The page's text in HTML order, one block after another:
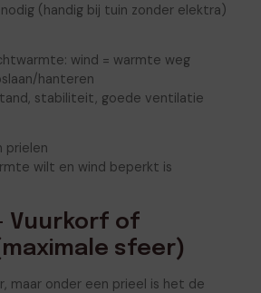
(handig bij tuin zonder elektra)
wind = warmte weg
hanteren
stabiliteit, goede ventilatie
prielen
wilt en wind beperkt is
Vuurkorf of
sfeer)
maar onder een prieel is het de